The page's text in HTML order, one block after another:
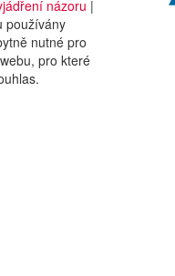
názoru |
používány
nutné pro
pro které